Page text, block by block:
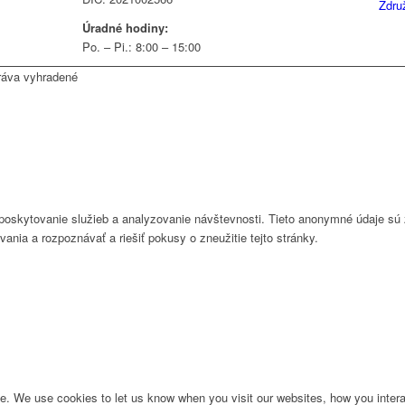
Úradné hodiny:
Po. – Pi.: 8:00 – 15:00
vyhradené
služieb a analyzovanie návštevnosti. Tieto anonymné údaje
a rozpoznávať a riešiť pokusy o zneužitie tejto stránky.
We use cookies to let us know when you visit our websites, how you